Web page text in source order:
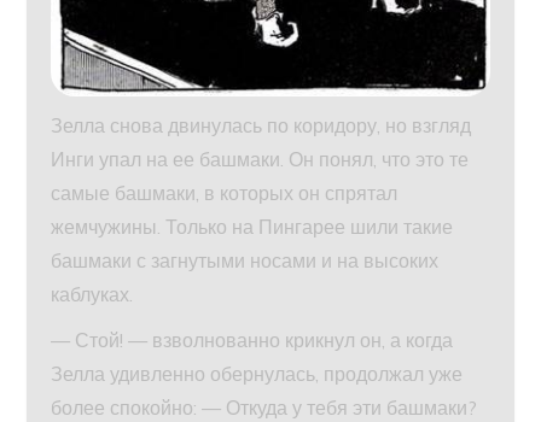
Зелла снова двинулась по коридору, но взгляд
Инги упал на ее башмаки. Он понял, что это те
самые башмаки, в которых он спрятал
жемчужины. Только на Пингарее шили такие
башмаки с загнутыми носами и на высоких
каблуках.
— Стой! — взволнованно крикнул он, а когда
Зелла удивленно обернулась, продолжал уже
более спокойно: — Откуда у тебя эти башмаки?